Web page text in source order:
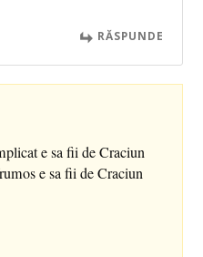
RĂSPUNDE
e sa fii de Craciun
e sa fii de Craciun